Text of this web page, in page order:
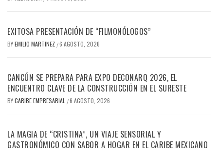
EXITOSA PRESENTACIÓN DE “FILMONÓLOGOS”
BYEMILIO MARTINEZ /6 AGOSTO, 2026
CANCÚN SE PREPARA PARA EXPO DECONARQ 2026, EL
ENCUENTRO CLAVE DE LA CONSTRUCCIÓN EN EL SURESTE
BYCARIBE EMPRESARIAL /6 AGOSTO, 2026
LA MAGIA DE “CRISTINA”, UN VIAJE SENSORIAL Y
GASTRONÓMICO CON SABOR A HOGAR EN EL CARIBE MEXICANO